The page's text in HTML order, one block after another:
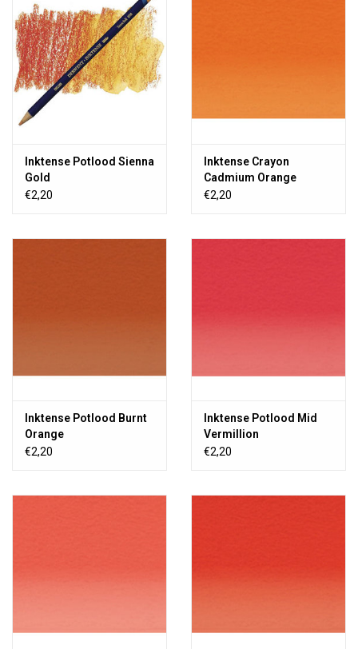
Inktense Potlood Sienna
Gold
€2,20
Inktense Crayon
Cadmium Orange
€2,20
Inktense Potlood Burnt
Orange
€2,20
Inktense Potlood Mid
Vermillion
€2,20